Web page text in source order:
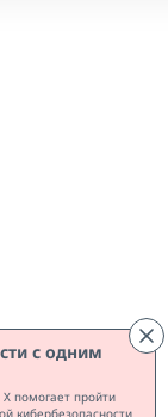
с одним
помогает пройти
кибербезопасности